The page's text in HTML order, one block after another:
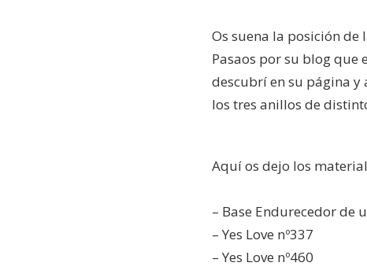
Os suena la posición de
Pasaos por su blog que
descubrí en su página y
los tres anillos de
Aquí os dejo los
– Base Endurecedor de
– Yes Love nº337
– Yes Love nº460